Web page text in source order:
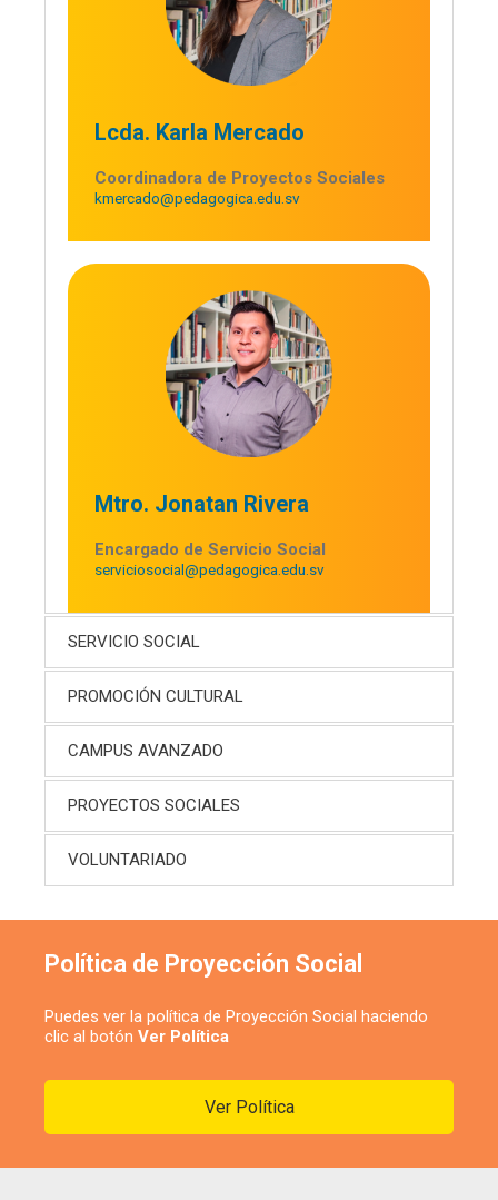
Lcda. Karla Mercado
Coordinadora de Proyectos Sociales
kmercado@pedagogica.edu.sv
Mtro. Jonatan Rivera
Encargado de Servicio Social
serviciosocial@pedagogica.edu.sv
SERVICIO SOCIAL
PROMOCIÓN CULTURAL
CAMPUS AVANZADO
PROYECTOS SOCIALES
VOLUNTARIADO
Política de Proyección Social
Puedes ver la política de Proyección Social haciendo
clic al botón Ver Política
Ver Política